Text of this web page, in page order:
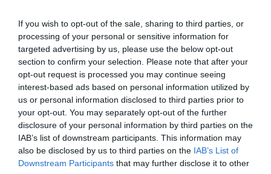
If you wish to opt-out of the sale, sharing to third parties, or
processing of your personal or sensitive information for
targeted advertising by us, please use the below opt-out
section to confirm your selection. Please note that after your
opt-out request is processed you may continue seeing
interest-based ads based on personal information utilized by
us or personal information disclosed to third parties prior to
your opt-out. You may separately opt-out of the further
disclosure of your personal information by third parties on the
IAB’s list of downstream participants. This information may
also be disclosed by us to third parties on the IAB’s List of
Downstream Participants that may further disclose it to other
Vecvagars pēc triumfa atvadās no
Valmieras – zināms, kurš viņš turpinās
trenera karjeru
Būs interesanti! Noskaidroti “Valmiera
Glass”/ViA pretinieki FIBA Eiropas
kausā
VIDEO. “Šī ir sāpīga tēma…” Kaspars